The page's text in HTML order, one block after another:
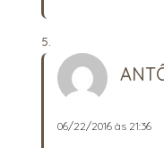
06/22/2016 às 21:36